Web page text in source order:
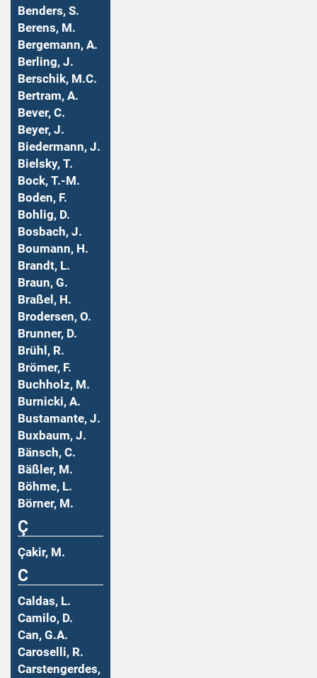
Benders, S.
Berens, M.
Bergemann, A.
Berling, J.
Berschik, M.C.
Bertram, A.
Bever, C.
Beyer, J.
Biedermann, J.
Bielsky, T.
Bock, T.-M.
Boden, F.
Bohlig, D.
Bosbach, J.
Boumann, H.
Brandt, L.
Braun, G.
Braßel, H.
Brodersen, O.
Brunner, D.
Brühl, R.
Brömer, F.
Buchholz, M.
Burnicki, A.
Bustamante, J.
Buxbaum, J.
Bänsch, C.
Bäßler, M.
Böhme, L.
Börner, M.
Ç
Çakir, M.
C
Caldas, L.
Camilo, D.
Can, G.A.
Caroselli, R.
Carstengerdes,